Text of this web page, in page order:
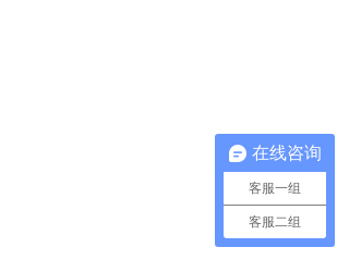
在线咨询
客服一组
客服二组